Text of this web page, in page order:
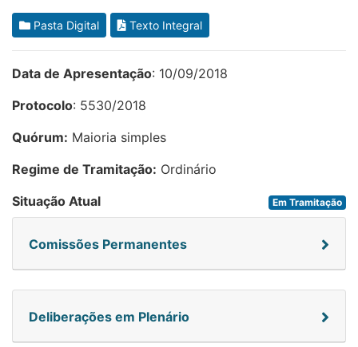
Pasta Digital Texto Integral
Data de Apresentação: 10/09/2018
Protocolo: 5530/2018
Quórum: Maioria simples
Regime de Tramitação: Ordinário
Situação Atual
Em Tramitação
Comissões Permanentes
Deliberações em Plenário